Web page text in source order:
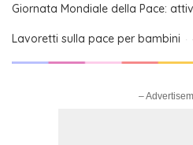
Giornata Mondiale della Pace:
Lavoretti sulla pace per bambini
–